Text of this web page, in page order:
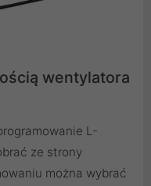
wentylatora
L-
ze strony
można wybrać